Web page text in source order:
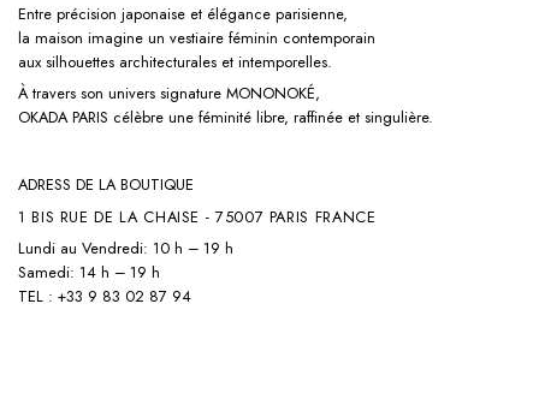
Entre précision japonaise et élégance parisienne,
la maison imagine un vestiaire féminin contemporain
aux silhouettes architecturales et intemporelles.
À travers son univers signature MONONOKÉ,
OKADA PARIS célèbre une féminité libre, raffinée et singulière.
ADRESS DE LA BOUTIQUE
1 BIS RUE DE LA CHAISE - 75007 PARIS FRANCE
Lundi au Vendredi: 10 h – 19 h
Samedi: 14 h – 19 h
TEL : +33 9 83 02 87 94